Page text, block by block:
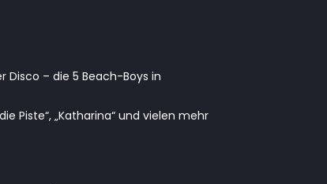
Disco – die 5 Beach-Boys in
Piste“, „Katharina“ und vielen mehr